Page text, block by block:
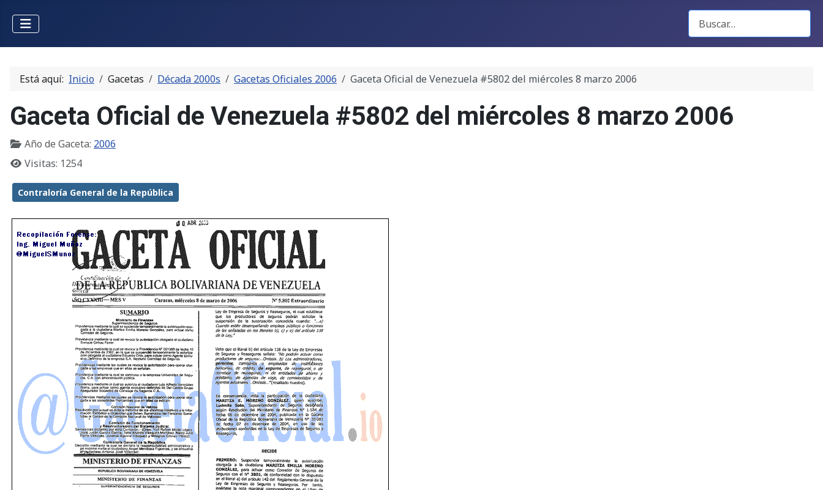
Buscar Gacetas
Está aquí: Inicio Gacetas Década 2000s Gacetas Oficiales 2006 Gaceta Oficial de Venezuela #5802 del miércoles 8 marzo 2006
Gaceta Oficial de Venezuela #5802 del miércoles 8 marzo 2006
Año de Gaceta: 2006
Visitas: 1254
Contraloría General de la República